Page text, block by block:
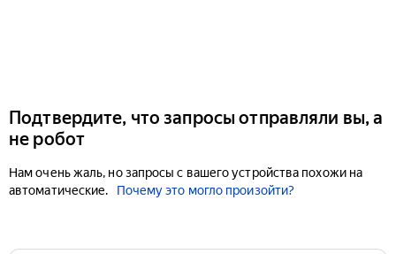
Подтвердите, что запросы отправляли вы, а
не робот
Нам очень жаль, но запросы с вашего устройства похожи на
автоматические.
Почему это могло произойти?